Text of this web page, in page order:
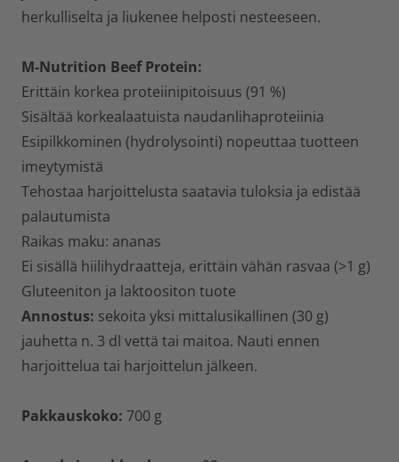
herkulliselta ja liukenee helposti nesteeseen.
M-Nutrition Beef Protein:
Erittäin korkea proteiinipitoisuus (91 %)
Sisältää korkealaatuista naudanlihaproteiinia
Esipilkkominen (hydrolysointi) nopeuttaa tuotteen
imeytymistä
Tehostaa harjoittelusta saatavia tuloksia ja edistää
palautumista
Raikas maku: ananas
Ei sisällä hiilihydraatteja, erittäin vähän rasvaa (>1 g)
Gluteeniton ja laktoositon tuote
Annostus: sekoita yksi mittalusikallinen (30 g)
jauhetta n. 3 dl vettä tai maitoa. Nauti ennen
harjoittelua tai harjoittelun jälkeen.
Pakkauskoko: 700 g